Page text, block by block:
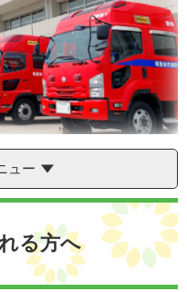
ュー
る方へ